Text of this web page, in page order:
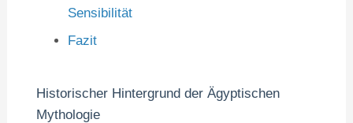
Sensibilität
Fazit
Historischer Hintergrund der Ägyptischen
Mythologie